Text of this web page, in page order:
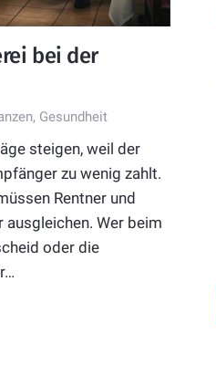
bei der
, Gesundheit
steigen, weil der
zu wenig zahlt.
Rentner und
ausgleichen. Wer beim
oder die